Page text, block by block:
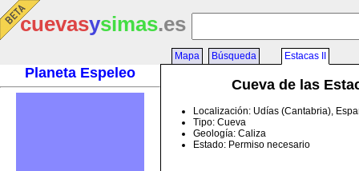
cuevasysimas.es
Planeta Espeleo
Mapa Búsqueda Estacas II
Cueva de las
Localización: Udías (Cantabria),
Tipo: Cueva
Geología: Caliza
Estado: Permiso necesario